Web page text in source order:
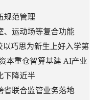
规范管理
、运动场等复合功能
以巧思为新生上好入学第
本重仓智算基建 AI产业
下降近半
省联合监管业务落地